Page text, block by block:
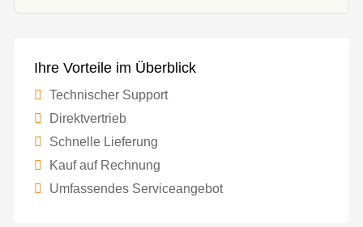
Ihre Vorteile im Überblick
Technischer Support
Direktvertrieb
Schnelle Lieferung
Kauf auf Rechnung
Umfassendes Serviceangebot